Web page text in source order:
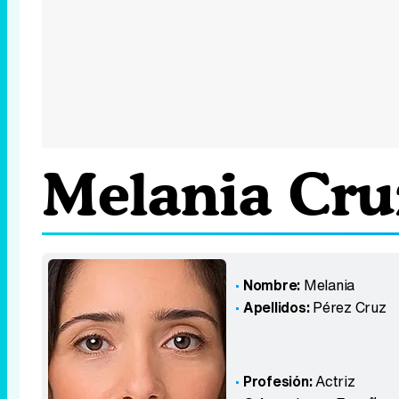
Melania
Nombre: Melania
Apellidos:Pérez Cruz
Profesión:Actriz